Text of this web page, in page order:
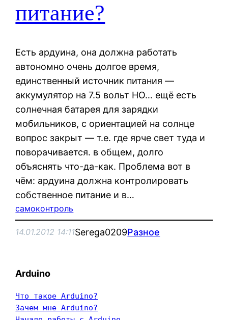
питание?
Есть ардуина, она должна работать
автономно очень долгое время,
единственный источник питания —
аккумулятор на 7.5 вольт НО… ещё есть
солнечная батарея для зарядки
мобильников, с ориентацией на солнце
вопрос закрыт — т.е. где ярче свет туда и
поворачивается. в общем, долго
объяснять что-да-как. Проблема вот в
чём: ардуина должна контролировать
собственное питание и в…
самоконтроль
14.01.2012 14:11Serega0209Разное
Arduino
Что такое Arduino?
Зачем мне Arduino?